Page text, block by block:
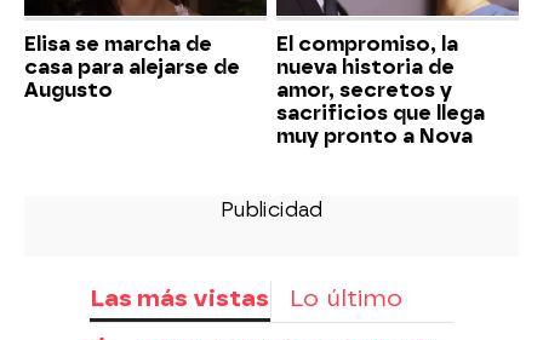
Elisa se marcha de
casa para alejarse de
Augusto
El compromiso, la
nueva historia de
amor, secretos y
sacrificios que llega
muy pronto a Nova
Las más vistas Lo último